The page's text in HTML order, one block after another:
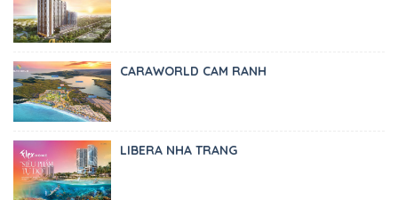
CARAWORLD CAM RANH
LIBERA NHA TRANG